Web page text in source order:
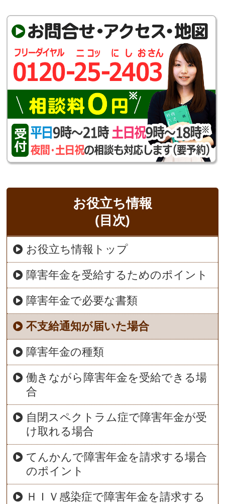
お役立ち情報
(目次)
お役立ち情報トップ
障害年金を受給するためのポイント
障害年金で必要な書類
不支給通知が届いた場合
障害年金の種類
働きながら障害年金を受給できる場
合
自閉スペクトラム症で障害年金が受
け取れる場合
てんかんで障害年金を請求する場合
のポイント
ＨＩＶ感染症で障害年金を請求する